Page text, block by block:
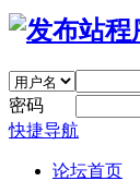
密码
快捷导航
论坛首页